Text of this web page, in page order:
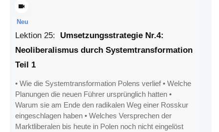
Neu
Lektion 25: Umsetzungsstrategie Nr.4:
Neoliberalismus durch Systemtransformation
Teil 1
• Wie die Systemtransformation Polens verlief • Welche
Planungen die neuen Führer ursprünglich hatten •
Warum sie am Ende den radikalen Weg einer Rosskur
eingeschlagen haben • Welches Versprechen der
Marktliberalen bis heute in Polen noch nicht eingelöst